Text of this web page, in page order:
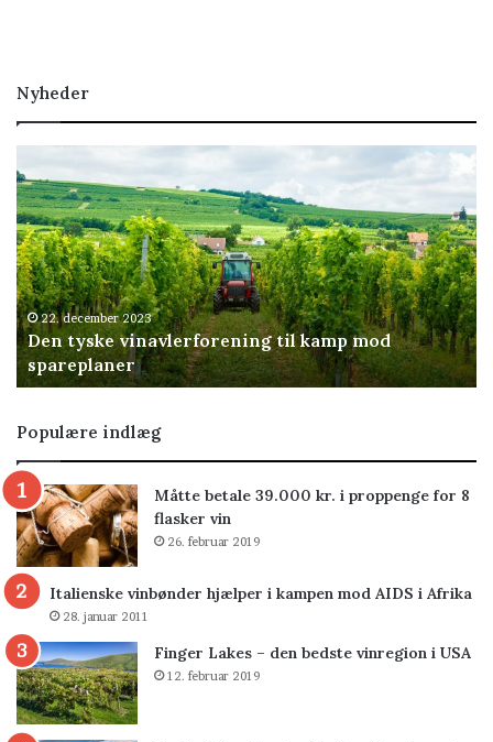
Nyheder
tyske
vinavlerforening
til
kamp
mod
spareplaner
22. december 2023
Den tyske vinavlerforening til kamp mod
spareplaner
Populære indlæg
Måtte betale 39.000 kr. i proppenge for 8
flasker vin
26. februar 2019
Italienske vinbønder hjælper i kampen mod AIDS i Afrika
28. januar 2011
Finger Lakes – den bedste vinregion i USA
12. februar 2019